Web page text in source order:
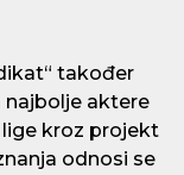
također
najbolje aktere
kroz projekt
odnosi se